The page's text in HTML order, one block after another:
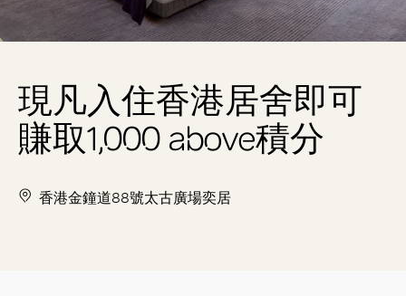
現凡入住香港居舍即可
賺取1,000 above積分
香港金鐘道88號太古廣場奕居